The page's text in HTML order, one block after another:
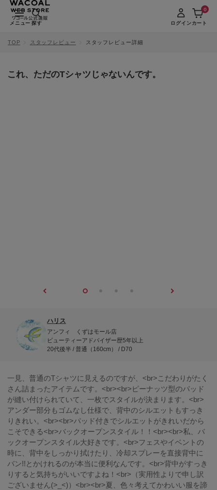
メニュー 探す ログインカート
0
TOP スタッフレビュー スタッフレビュー詳細
これ、ただのTシャツじゃないんです。
ハリス
アンフィ くずはモール店
ビューティーアドバイザー歴5年以上
20代後半 / 普通（160cm） / D70
一見、普通のTシャツに見えるのですが、<br>こだわりがたく
さん詰まったアイテムです。<br><br>ピーナッツ型のパッド
が縫い付けられていて、一枚でスタイルが決まります。<br>
アンダー部分もゴムなし仕様で、背中のシルエットもすっき
りきれい。<br><br>パッド付きでシルエットがきれいだから
こそできる<br>バックオープンスタイル！！<br><br>私、バ
ックオープンスタイル大好きです。<br>フェスやイベントの
時に、背中をしっかり拭けたり、冷却スプレーを直接背中に
バン!!とかけれるのが本当に便利なんです。<br>背中がすっき
りすると気持ちがいいですよね！<br>（実用性よりで申し訳
ございません(>_<)）<br><br>夏、色々考えてかわいい服を諦